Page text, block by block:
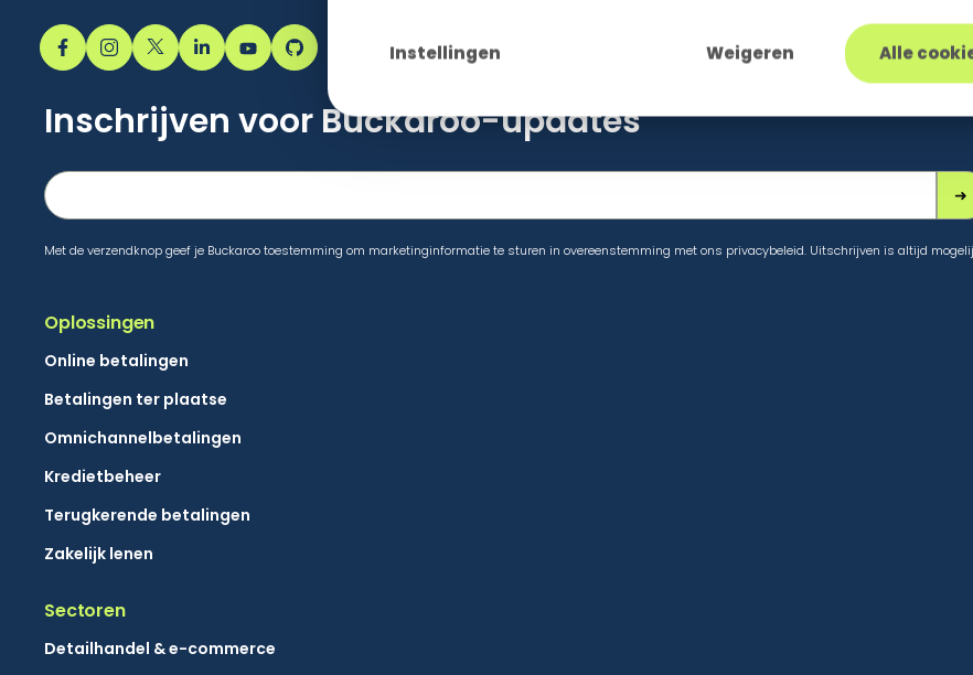
Instellingen Weigeren Alle
Inschrijven voor Buckaroo-updates
Met de verzendknop geef je Buckaroo toestemming om marketinginformatie te sturen in overeenstemming met ons privacybeleid. Uitschrijven is altijd
Oplossingen
Online betalingen
Betalingen ter plaatse
Omnichannelbetalingen
Kredietbeheer
Terugkerende betalingen
Zakelijk lenen
Sectoren
Detailhandel & e-commerce